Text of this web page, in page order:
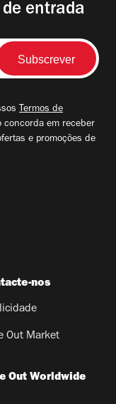
entrada
Termos de
concorda em receber
e promoções de
nos
Out Market
Out Worldwide